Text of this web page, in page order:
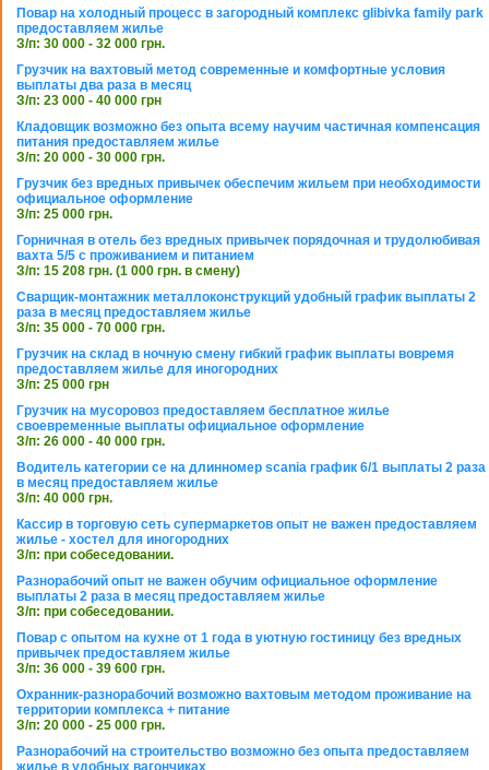
Повар на холодный процесс в загородный комплекс glibivka family park
предоставляем жилье
З/п: 30 000 - 32 000 грн.
Грузчик на вахтовый метод современные и комфортные условия
выплаты два раза в месяц
З/п: 23 000 - 40 000 грн
Кладовщик возможно без опыта всему научим частичная компенсация
питания предоставляем жилье
З/п: 20 000 - 30 000 грн.
Грузчик без вредных привычек обеспечим жильем при необходимости
официальное оформление
З/п: 25 000 грн.
Горничная в отель без вредных привычек порядочная и трудолюбивая
вахта 5/5 с проживанием и питанием
З/п: 15 208 грн. (1 000 грн. в смену)
Сварщик-монтажник металлоконструкций удобный график выплаты 2
раза в месяц предоставляем жилье
З/п: 35 000 - 70 000 грн.
Грузчик на склад в ночную смену гибкий график выплаты вовремя
предоставляем жилье для иногородних
З/п: 25 000 грн
Грузчик на мусоровоз предоставляем бесплатное жилье
своевременные выплаты официальное оформление
З/п: 26 000 - 40 000 грн.
Водитель категории се на длинномер scania график 6/1 выплаты 2 раза
в месяц предоставляем жилье
З/п: 40 000 грн.
Кассир в торговую сеть супермаркетов опыт не важен предоставляем
жилье - хостел для иногородних
З/п: при собеседовании.
Разнорабочий опыт не важен обучим официальное оформление
выплаты 2 раза в месяц предоставляем жилье
З/п: при собеседовании.
Повар с опытом на кухне от 1 года в уютную гостиницу без вредных
привычек предоставляем жилье
З/п: 36 000 - 39 600 грн.
Охранник-разнорабочий возможно вахтовым методом проживание на
территории комплекса + питание
З/п: 20 000 - 25 000 грн.
Разнорабочий на строительство возможно без опыта предоставляем